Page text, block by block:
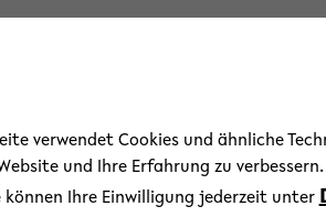
zur Übersicht
verwendet Cookies und ähnliche
und Ihre Erfahrung zu
können Ihre Einwilligung jederzeit unter